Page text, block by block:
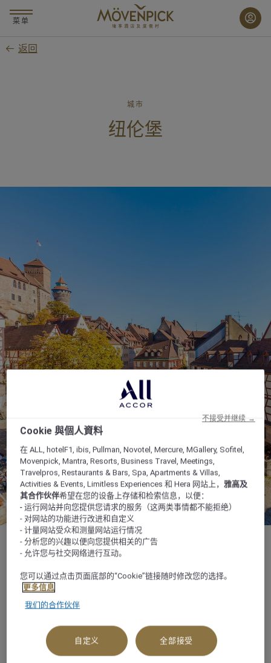
要
菜单
返回
城市
纽伦堡
巴伐利亚第二大城市纽伦堡一直是最热门的休闲和商务旅行
目的地，以其声名显赫的历史地位、充满活力的夜生活和闻
名遐迩的圣诞集市吸引着广大消费者。部分地方历经时代变
迁，却依然保留着中世纪的古堡和美丽而古老的小镇，向人
们展示着纽伦堡的过往。当然，瑞享酒店及度假村在纽伦堡
Cookie 與個人資料
在 ALL, hotelF1, ibis, Pullman, Novotel, Mercure, MGallery, Sofitel,
Movenpick, Mantra, Resorts, Business Travel, Meetings,
Travelpros, Restaurants & Bars, Spa, Apartments & Villas,
Activities & Events, Limitless Experiences 和 Hera 网站上， 雅高及
其合作伙伴希望在您的设备上存储和检索信息，以便：
- 运行网站并向您提供您请求的服务（这两类事情都不能拒绝）
- 对网站的功能进行改进和自定义
- 计量网站受众和测量网站运行情况
- 分析您的兴趣以便向您提供相关的广告
- 允许您与社交网络进行互动。
您可以通过点击页面底部的“Cookie”链接随时修改您的选择。
更多信息
我们的合作伙伴
自定义 全部接受
不接受并继续 →